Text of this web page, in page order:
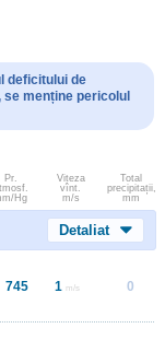
deficitului de
menține pericolul
Pr.
Hg
Viteza
vînt.
m/s
Total
precipitații,
mm
Detaliat
745 1 m/s 0